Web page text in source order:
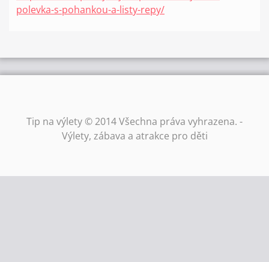
polevka-s-pohankou-a-listy-repy/
Tip na výlety © 2014 Všechna práva vyhrazena. -
Výlety, zábava a atrakce pro děti